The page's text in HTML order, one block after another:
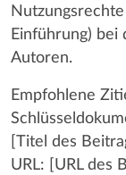
Einführung) bei
Autoren.
Empfohlene
[Titel des
URL: [URL des